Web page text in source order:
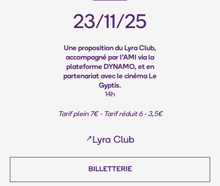
23/11/25
Une proposition du Lyra Club,
accompagné par l'AMI via la
plateforme DYNAMO, et en
partenariat avec le cinéma Le
Gyptis.
14h
Tarif plein 7€ - Tarif réduit 6 - 3,5€
➚ Lyra Club
BILLETTERIE